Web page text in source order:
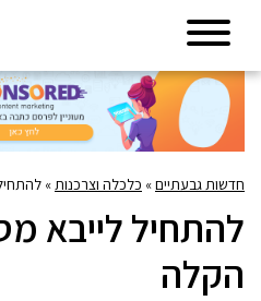
חדשות גבעתיים» כלכלה וצרכנות »
להתחיל לייבא
הקלה